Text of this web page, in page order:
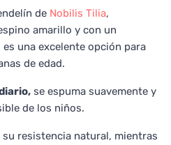
de Nobilis Tilia,
amarillo y con un
una excelente opción para
de edad.
se espuma suavemente y
de los niños.
resistencia natural, mientras